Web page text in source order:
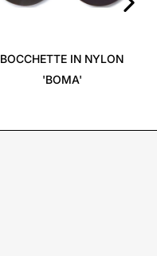
BOCCHETTE IN NYLON
'BOMA'